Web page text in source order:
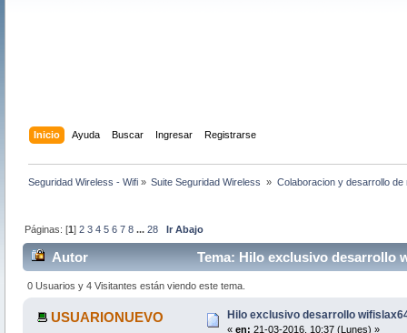
Inicio Ayuda Buscar Ingresar Registrarse
Seguridad Wireless - Wifi » Suite Seguridad Wireless » Colaboracion y desarrollo de
Páginas: [1]2 3 4 5 6 7 8 ...28 Ir Abajo
Autor Tema: Hilo exclusivo desarrollo
0 Usuarios y 4 Visitantes están viendo este tema.
USUARIONUEVO Hilo exclusivo desarrollo
« en: 21-03-2016, 10:37 (Lunes) »